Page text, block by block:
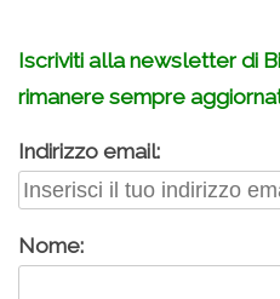
Iscriviti alla newsletter di
rimanere sempre
Indirizzo email:
Nome: